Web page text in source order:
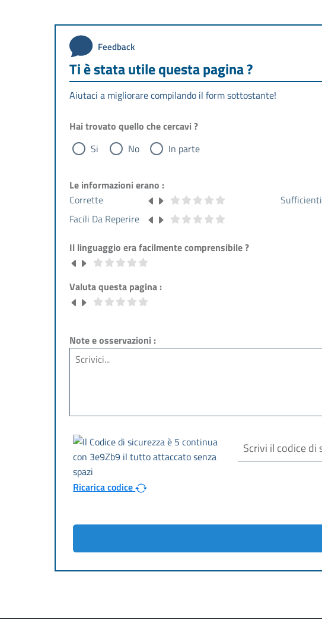
Feedback
Ti è stata utile questa pagina ?
Aiutaci a migliorare compilando il form sottostante!
Hai trovato quello che cercavi ?
Si
No In parte
Le informazioni erano :
Corrette
Sufficienti
Facili Da Reperire
Il linguaggio era facilmente comprensibile ?
Valuta questa pagina :
Note e osservazioni :
Ricarica codice